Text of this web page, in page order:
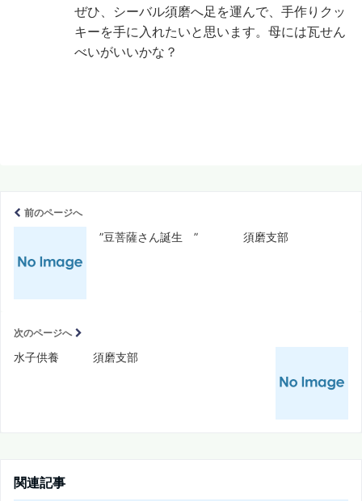
ぜひ、シーバル須磨へ足を運んで、手作りクッ
キーを手に入れたいと思います。母には瓦せん
べいがいいかな？
前のページへ
”豆菩薩さん誕生 ” 須磨支部
次のページへ
水子供養 須磨支部
関連記事